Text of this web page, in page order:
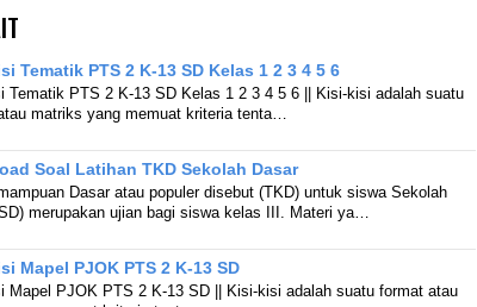
Tematik PTS 2 K-13 SD Kelas 1 2 3 4 5 6
Tematik PTS 2 K-13 SD Kelas 1 2 3 4 5 6 || Kisi-kisi adalah suatu
matriks yang memuat kriteria tenta…
Soal Latihan TKD Sekolah Dasar
Dasar atau populer disebut (TKD) untuk siswa Sekolah
merupakan ujian bagi siswa kelas III. Materi ya…
Mapel PJOK PTS 2 K-13 SD
Mapel PJOK PTS 2 K-13 SD || Kisi-kisi adalah suatu format atau